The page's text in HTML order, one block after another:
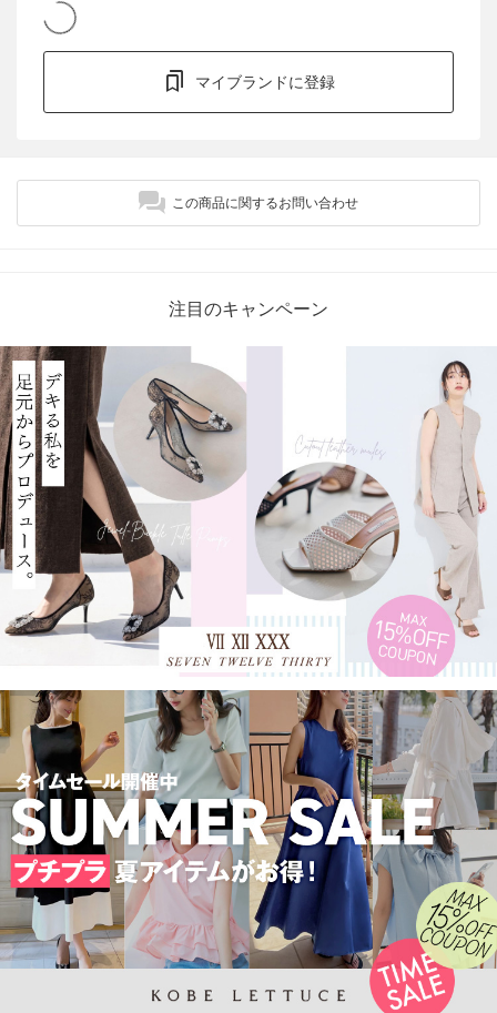
マイブランドに登録
この商品に関するお問い合わせ
注目のキャンペーン